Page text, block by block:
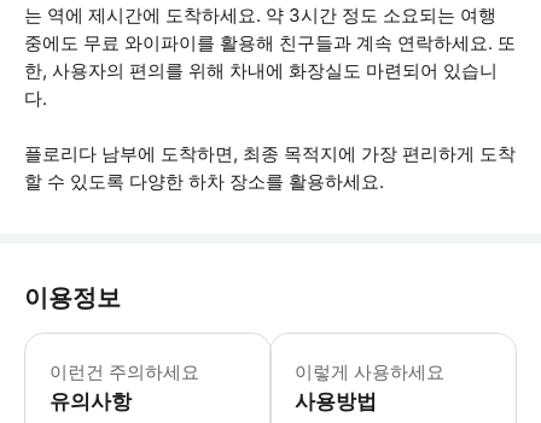
는 역에 제시간에 도착하세요. 약 3시간 정도 소요되는 여행
중에도 무료 와이파이를 활용해 친구들과 계속 연락하세요. 또
한, 사용자의 편의를 위해 차내에 화장실도 마련되어 있습니
다.
플로리다 남부에 도착하면, 최종 목적지에 가장 편리하게 도착
할 수 있도록 다양한 하차 장소를 활용하세요.
이용정보
이런건 주의하세요
유의사항
- 운영 시간은 오전 5시부터 오후 11
이렇게 사용하세요
사용방법